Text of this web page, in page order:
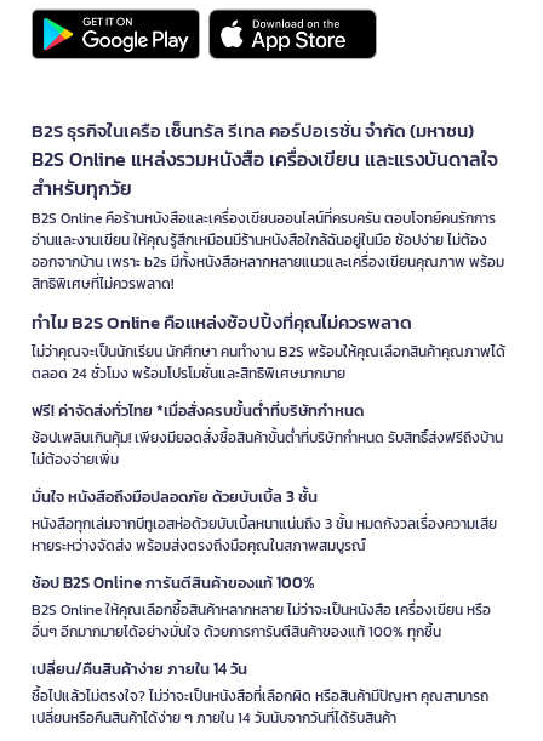
B2S ธุรกิจในเครือ เซ็นทรัล รีเทล คอร์ปอเรชั่น จำกัด (มหาชน)
B2S Online แหล่งรวมหนังสือ เครื่องเขียน และแรงบันดาลใจ
สำหรับทุกวัย
B2S Online คือร้านหนังสือและเครื่องเขียนออนไลน์ที่ครบครัน ตอบโจทย์คนรักการ
อ่านและงานเขียน ให้คุณรู้สึกเหมือนมีร้านหนังสือใกล้ฉันอยู่ในมือ ช้อปง่าย ไม่ต้อง
ออกจากบ้าน เพราะ b2s มีทั้งหนังสือหลากหลายแนวและเครื่องเขียนคุณภาพ พร้อม
สิทธิพิเศษที่ไม่ควรพลาด!
ทำไม B2S Online คือแหล่งช้อปปิ้งที่คุณไม่ควรพลาด
ไม่ว่าคุณจะเป็นนักเรียน นักศึกษา คนทำงาน B2S พร้อมให้คุณเลือกสินค้าคุณภาพได้
ตลอด 24 ชั่วโมง พร้อมโปรโมชั่นและสิทธิพิเศษมากมาย
ฟรี! ค่าจัดส่งทั่วไทย *เมื่อสั่งครบขั้นต่ำที่บริษัทกำหนด
ช้อปเพลินเกินคุ้ม! เพียงมียอดสั่งซื้อสินค้าขั้นต่ำที่บริษัทกำหนด รับสิทธิ์ส่งฟรีถึงบ้าน
ไม่ต้องจ่ายเพิ่ม
มั่นใจ หนังสือถึงมือปลอดภัย ด้วยบับเบิ้ล 3 ชั้น
หนังสือทุกเล่มจากบีทูเอสห่อด้วยบับเบิ้ลหนาแน่นถึง 3 ชั้น หมดกังวลเรื่องความเสีย
หายระหว่างจัดส่ง พร้อมส่งตรงถึงมือคุณในสภาพสมบูรณ์
ช้อป B2S Online การันตีสินค้าของแท้ 100%
B2S Online ให้คุณเลือกซื้อสินค้าหลากหลาย ไม่ว่าจะเป็นหนังสือ เครื่องเขียน หรือ
อื่นๆ อีกมากมายได้อย่างมั่นใจ ด้วยการการันตีสินค้าของแท้ 100% ทุกชิ้น
เปลี่ยน/คืนสินค้าง่าย ภายใน 14 วัน
ซื้อไปแล้วไม่ตรงใจ? ไม่ว่าจะเป็นหนังสือที่เลือกผิด หรือสินค้ามีปัญหา คุณสามารถ
เปลี่ยนหรือคืนสินค้าได้ง่าย ๆ ภายใน 14 วันนับจากวันที่ได้รับสินค้า